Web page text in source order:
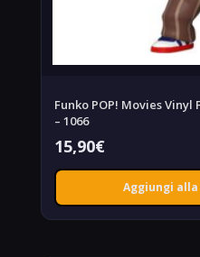
Funko POP! Movies
– 1066
15,90€
Aggiungi